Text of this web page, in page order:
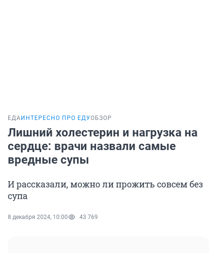
ЕДА ИНТЕРЕСНО ПРО ЕДУОБЗОР
Лишний холестерин и нагрузка на
сердце: врачи назвали самые
вредные супы
И рассказали, можно ли прожить совсем без
супа
8 декабря 2024, 10:00 43 769